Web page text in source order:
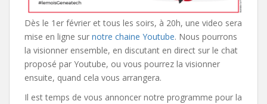
Dès le 1er février et tous les soirs, à 20h, une video sera
mise en ligne sur notre chaine Youtube. Nous pourrons
la visionner ensemble, en discutant en direct sur le chat
proposé par Youtube, ou vous pourrez la visionner
ensuite, quand cela vous arrangera.
Il est temps de vous annoncer notre programme pour la